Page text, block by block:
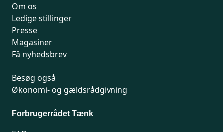
Om os
Ledige stillinger
Presse
Magasiner
Få nyhedsbrev
Besøg også
Økonomi- og gældsrådgivning
Forbrugerrådet Tænk